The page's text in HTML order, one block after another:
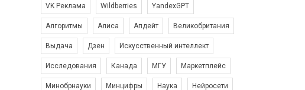
VK Реклама Wildberries YandexGPT
Алгоритмы Алиса Апдейт Великобритания
Выдача Дзен Искусственный интеллект
Исследования Канада МГУ Маркетплейс
Минобрнауки Минцифры Наука Нейросети